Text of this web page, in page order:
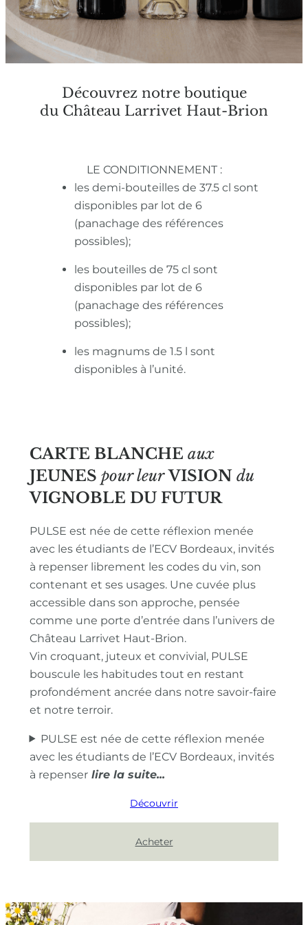
Découvrez notre boutique
du Château Larrivet Haut-Brion
LE CONDITIONNEMENT :
les demi-bouteilles de 37.5 cl sont
disponibles par lot de 6
(panachage des références
possibles);
les bouteilles de 75 cl sont
disponibles par lot de 6
(panachage des références
possibles);
les magnums de 1.5 l sont
disponibles à l’unité.
CARTE BLANCHE aux
JEUNES pour leur VISION du
VIGNOBLE DU FUTUR
PULSE est née de cette réflexion menée
avec les étudiants de l’ECV Bordeaux, invités
à repenser librement les codes du vin, son
contenant et ses usages. Une cuvée plus
accessible dans son approche, pensée
comme une porte d’entrée dans l’univers de
Château Larrivet Haut-Brion.
Vin croquant, juteux et convivial, PULSE
bouscule les habitudes tout en restant
profondément ancrée dans notre savoir-faire
et notre terroir.
PULSE est née de cette réflexion menée
avec les étudiants de l’ECV Bordeaux, invités
à repenser
Découvrir
Acheter